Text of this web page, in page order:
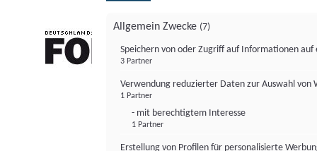
Allgemein Zwecke (7)
Speichern von oder Zugriff auf Informationen auf
3 Partner
Verwendung reduzierter Daten zur Auswahl von
1 Partner
- mit berechtigtem Interesse
1 Partner
Erstellung von Profilen für personalisierte
FONDS professionell